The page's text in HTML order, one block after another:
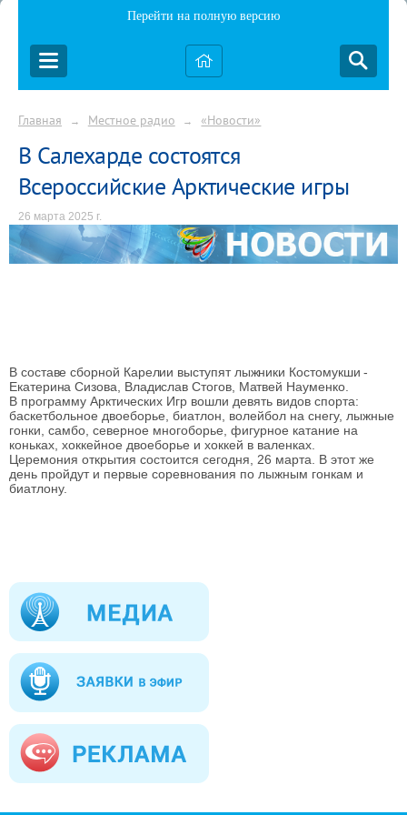
Перейти на полную версию
Главная → Местное радио → «Новости»
В Салехарде состоятся
Всероссийские Арктические игры
26 марта 2025 г.
В составе сборной Карелии выступят лыжники Костомукши -
Екатерина Сизова, Владислав Стогов, Матвей Науменко.
В программу Арктических Игр вошли девять видов спорта:
баскетбольное двоеборье, биатлон, волейбол на снегу, лыжные
гонки, самбо, северное многоборье, фигурное катание на
коньках, хоккейное двоеборье и хоккей в валенках.
Церемония открытия состоится сегодня, 26 марта. В этот же
день пройдут и первые соревнования по лыжным гонкам и
биатлону.